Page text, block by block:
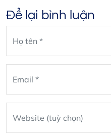
Để lại bình luận
blank